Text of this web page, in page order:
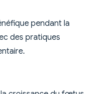
pendant la
des pratiques